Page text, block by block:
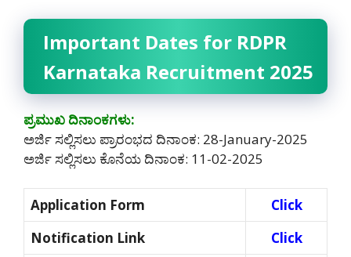
Important Dates for RDPR
Karnataka Recruitment 2025
ಪ್ರಮುಖ ದಿನಾಂಕಗಳು:
ಅರ್ಜಿ ಸಲ್ಲಿಸಲು ಪ್ರಾರಂಭದ ದಿನಾಂಕ: 28-January-2025
ಅರ್ಜಿ ಸಲ್ಲಿಸಲು ಕೊನೆಯ ದಿನಾಂಕ: 11-02-2025
Application Form
Click
Notification Link
Click